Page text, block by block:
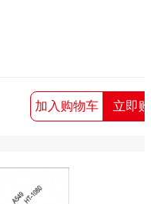
加入购物车 立即